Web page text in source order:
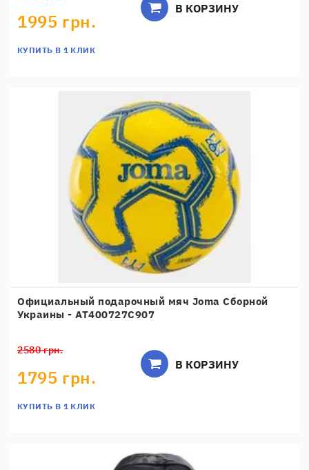
1995 грн.
КУПИТЬ В 1 КЛИК
В КОРЗИНУ
Официальный подарочный мяч Joma Сборной
Украины - AT400727C907
2580 грн.
1795 грн.
КУПИТЬ В 1 КЛИК
В КОРЗИНУ